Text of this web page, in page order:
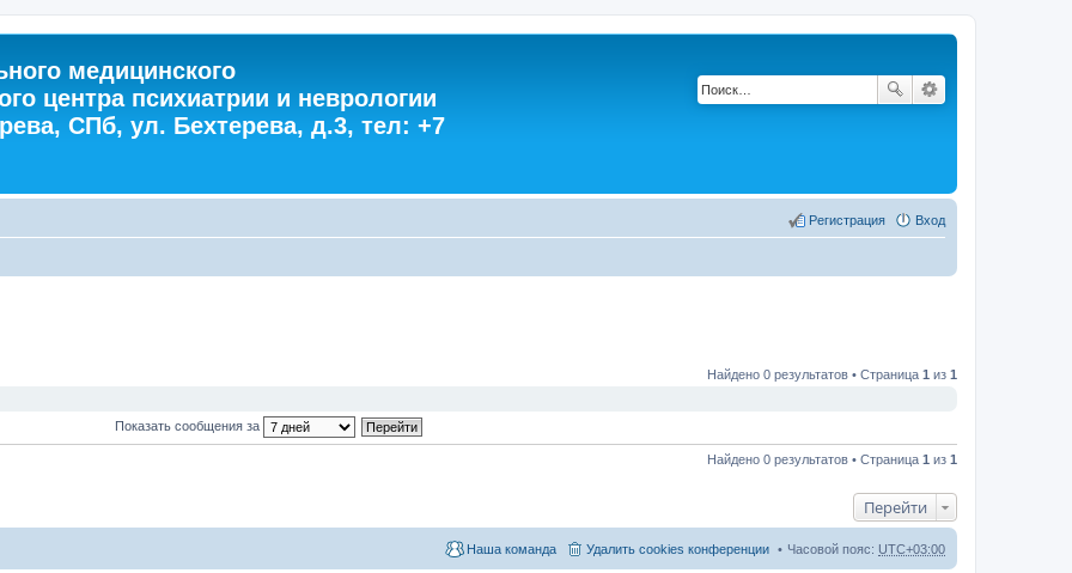
медицинского
центра психиатрии и неврологии
СПб, ул. Бехтерева, д.3, тел: +7
Вход
Регистрация
Найдено 0 результатов • Страница 1 из 1
Показать сообщения за
Найдено 0 результатов • Страница 1 из 1
Перейти
Часовой пояс: UTC+03:00
Удалить cookies конференции
Наша команда